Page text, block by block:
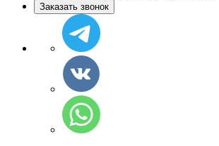
Заказать звонок